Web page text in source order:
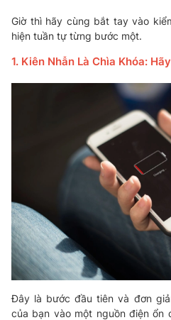
Giờ thì hãy cùng bắt tay vào
hiện tuần tự từng bước một.
1. Kiên Nhẫn Là Chìa Khóa:
Đây là bước đầu tiên và đơn
của bạn vào một nguồn điện